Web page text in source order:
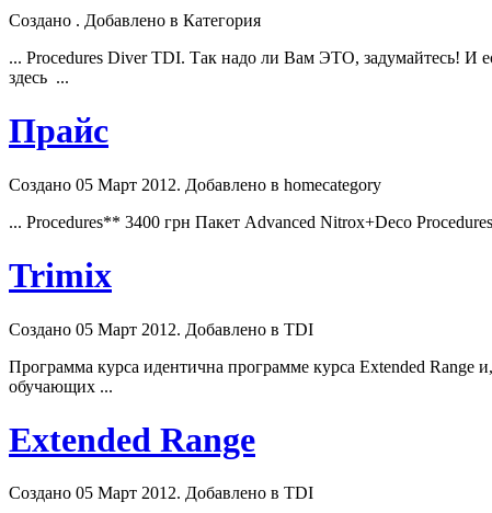
Создано . Добавлено в Категория
... Procedures Diver TDI. Так надо ли Вам ЭТО, задумайтесь! И
здесь ...
Прайс
Создано 05 Март 2012. Добавлено в homecategory
... Procedures** 3400 грн Пакет Advanced Nitrox+Deco Procedures
Trimix
Создано 05 Март 2012. Добавлено в TDI
Программа курса идентична программе курса Extended
обучающих ...
Extended Range
Создано 05 Март 2012. Добавлено в TDI